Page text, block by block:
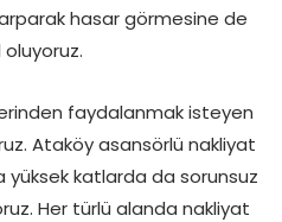
hasar görmesine de
faydalanmak isteyen
Ataköy asansörlü nakliyat
katlarda da sorunsuz
Her türlü alanda nakliyat